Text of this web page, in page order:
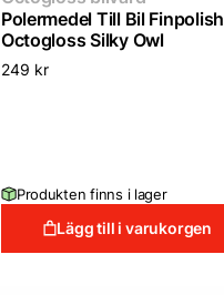
Polermedel Till Bil Finpolish
Octogloss Silky Owl
249 kr
Produkten finns i lager
Lägg till i varukorgen